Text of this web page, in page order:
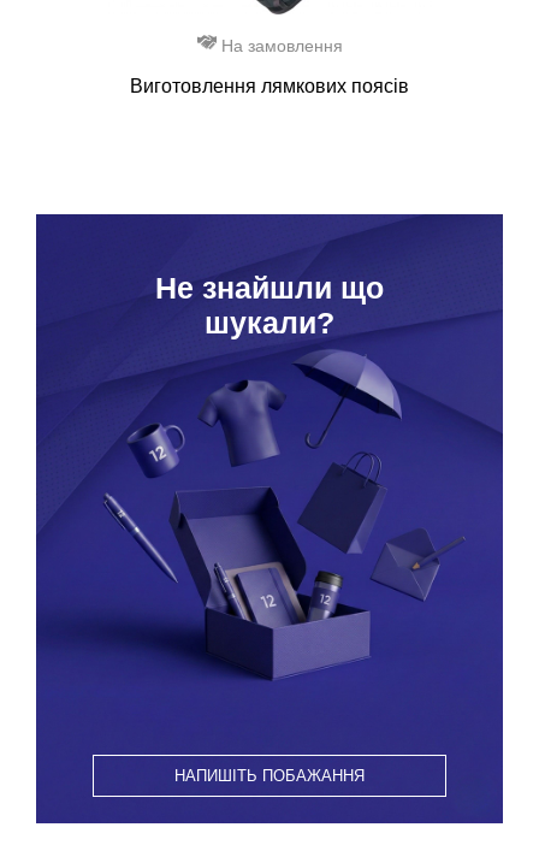
На замовлення
Виготовлення лямкових поясів
Hе знайшли що
шукали?
НАПИШІТЬ ПОБАЖАННЯ